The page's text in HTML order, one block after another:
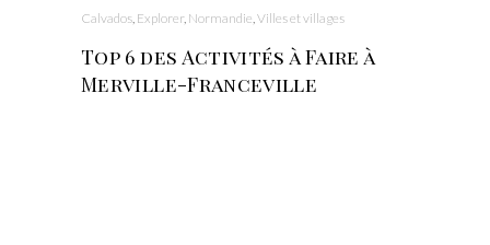
Calvados, Explorer, Normandie,Villes et villages
Top 6 des Activités à Faire à
Merville-Franceville